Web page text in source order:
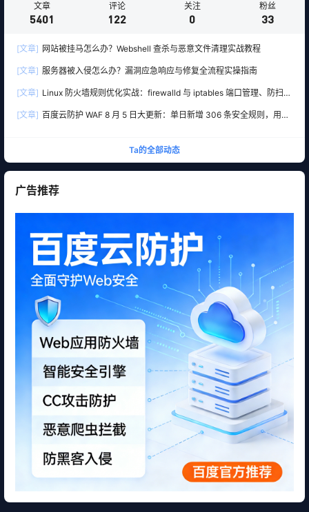
文章
5401
评论
122
关注
0
粉丝
33
[文章] 网站被挂马怎么办？Webshell 查杀与恶意文件清理实战教程
[文章] 服务器被入侵怎么办？漏洞应急响应与修复全流程实操指南
[文章] Linux 防火墙规则优化实战：firewalld 与 iptables 端口管理、防扫描
[文章] 百度云防护 WAF 8 月 5 日大更新：单日新增 306 条安全规则，用友
Ta的全部动态
广告推荐